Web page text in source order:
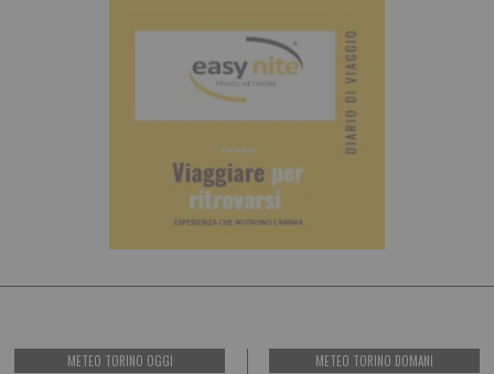
METEO TORINO OGGI METEO TORINO DOMANI